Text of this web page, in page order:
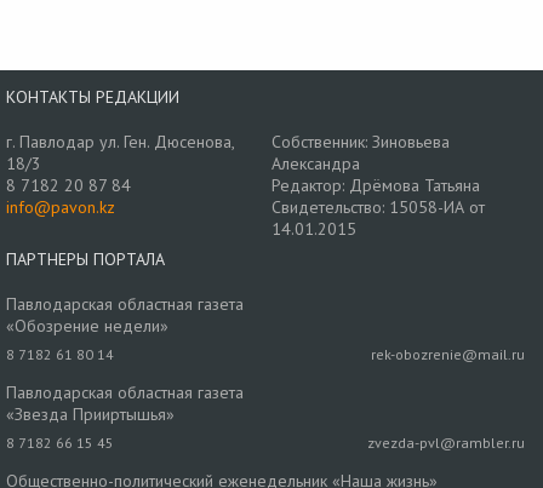
КОНТАКТЫ РЕДАКЦИИ
г. Павлодар ул. Ген. Дюсенова,
18/3
8 7182 20 87 84
info@pavon.kz
Собственник: Зиновьева
Александра
Редактор: Дрёмова Татьяна
Свидетельство: 15058-ИА от
14.01.2015
ПАРТНЕРЫ ПОРТАЛА
Павлодарская областная газета
«Обозрение недели»
8 7182 61 80 14 rek-obozrenie@mail.ru
Павлодарская областная газета
«Звезда Прииртышья»
8 7182 66 15 45 zvezda-pvl@rambler.ru
Общественно-политический еженедельник «Наша жизнь»